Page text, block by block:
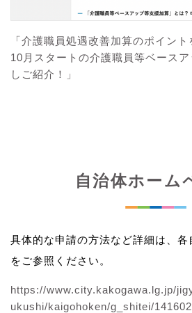
「介護職員処遇改善加算のポイン
10月スタートの介護職員等ベース
しご紹介！」
自治体ホーム
具体的な申請の方法など詳細は、
をご参照ください。
https://www.city.kakogawa.lg.jp/
ukushi/kaigohoken/g_shitei/